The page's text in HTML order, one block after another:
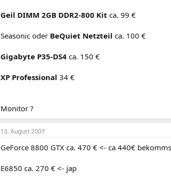
Geil DIMM 2GB DDR2-800 Kit ca. 99 €
Seasonic oder BeQuiet Netzteil ca. 100 €
Gigabyte P35-DS4 ca. 150 €
XP Professional 34 €
Monitor ?
13. August 2007
GeForce 8800 GTX ca. 470 € <- ca 440€
E6850 ca. 270 € <- jap